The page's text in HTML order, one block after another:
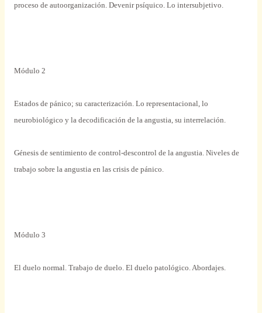
proceso de autoorganización. Devenir psíquico. Lo intersubjetivo.
Módulo 2
Estadosde pánico; su caracterización. Lo representacional, lo
neurobiológico y la decodificación de la angustia, su interrelación.
Génesis de sentimiento de control-descontrol de la angustia. Niveles de
trabajo sobrela angustia en las crisis de pánico.
Módulo 3
El duelo normal. Trabajo de duelo. El duelo patológico. Abordajes.